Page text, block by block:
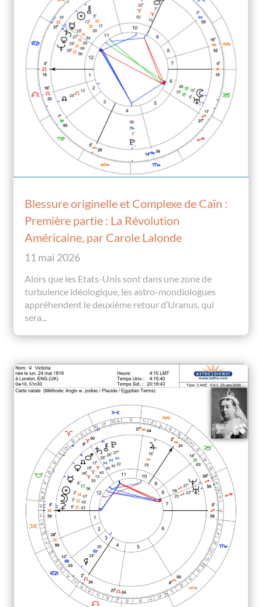
Blessure originelle et Complexe de Caïn :
Première partie : La Révolution
Américaine, par Carole Lalonde
11 mai 2026
Alors que les Etats-Unis sont dans une zone de
turbulence idéologique, les astro-mondiologues
appréhendent le deuxième retour d’Uranus, qui
sera...